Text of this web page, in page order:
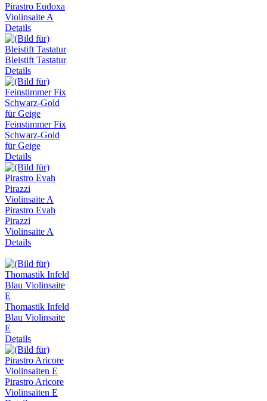
Pirastro Eudoxa
Violinsaite A
Details
Bleistift Tastatur
Details
Feinstimmer Fix
Schwarz-Gold
für Geige
Details
Pirastro Evah
Pirazzi
Violinsaite A
Details
Thomastik Infeld
Blau Violinsaite
E
Details
Pirastro Aricore
Violinsaiten E